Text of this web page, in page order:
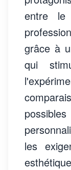
entre
grâce à
qui
les